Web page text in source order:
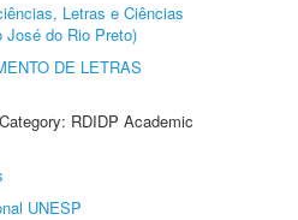
Letras e Ciências
José do Rio Preto)
DE LETRAS
RDIDP Academic
UNESP